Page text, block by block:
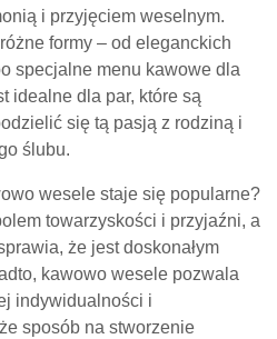
i przyjęciem weselnym.
formy – od eleganckich
specjalne menu kawowe dla
idealne dla par, które są
się tą pasją z rodziną i
ślubu.
wesele staje się popularne?
towarzyskości i przyjaźni, a
że jest doskonałym
kawowo wesele pozwala
indywidualności i
sposób na stworzenie